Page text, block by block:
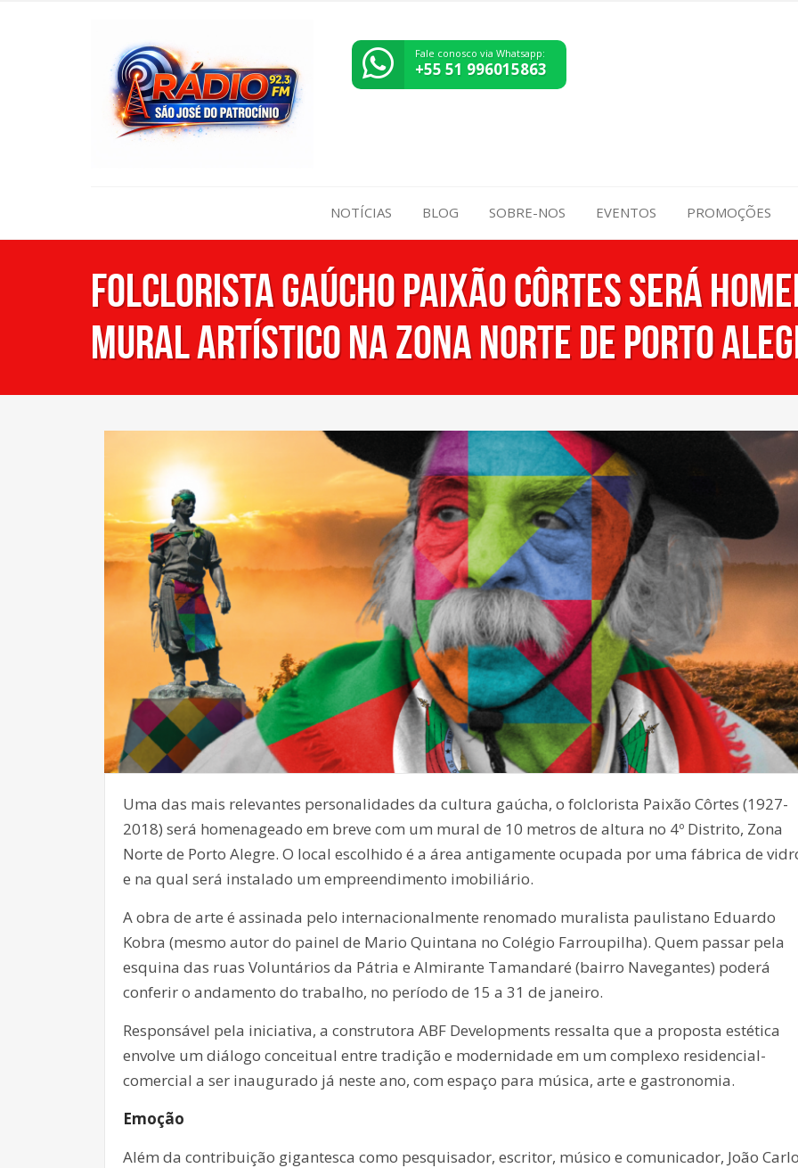
Fale conosco via Whatsapp:
+55 51 996015863
NOTÍCIAS BLOG SOBRE-NOS EVENTOS PROMOÇÕES
Folclorista gaúcho Paixão Côrtes será
mural artístico na Zona Norte de Porto
Uma das mais relevantes personalidades da cultura gaúcha, o folclorista Paixão Côrtes (1927-
2018) será homenageado em breve com um mural de 10 metros de altura no 4º Distrito, Zona
Norte de Porto Alegre. O local escolhido é a área antigamente ocupada por uma fábrica de
e na qual será instalado um empreendimento imobiliário.
A obra de arte é assinada pelo internacionalmente renomado muralista paulistano Eduardo
Kobra (mesmo autor do painel de Mario Quintana no Colégio Farroupilha). Quem passar pela
esquina das ruas Voluntários da Pátria e Almirante Tamandaré (bairro Navegantes) poderá
conferir o andamento do trabalho, no período de 15 a 31 de janeiro.
Responsável pela iniciativa, a construtora ABF Developments ressalta que a proposta estética
envolve um diálogo conceitual entre tradição e modernidade em um complexo residencial-
comercial a ser inaugurado já neste ano, com espaço para música, arte e gastronomia.
Emoção
Além da contribuição gigantesca como pesquisador, escritor, músico e comunicador, João